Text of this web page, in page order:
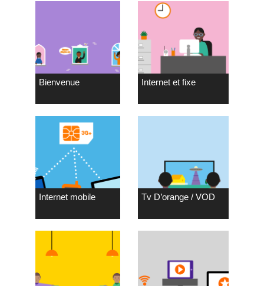
Bienvenue Internet et fixe
Internet mobile Tv D’orange / VOD